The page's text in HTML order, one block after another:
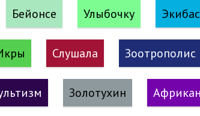
Бейонсе Улыбочку
Слушала Зоотрополис
Золотухин